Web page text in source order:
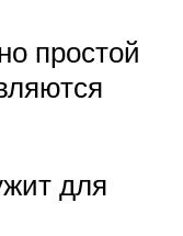
простой
для